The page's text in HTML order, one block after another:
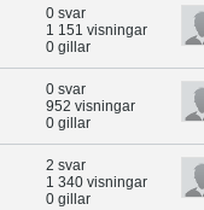
0 svar
1 151 visningar
0 gillar
0 svar
952 visningar
0 gillar
2 svar
1 340 visningar
0 gillar